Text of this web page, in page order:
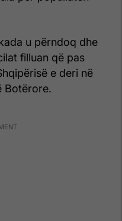
u përndoq dhe
filluan që pas
e deri në
Botërore.